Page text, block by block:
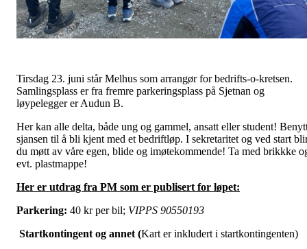
Tirsdag 23. juni står Melhus som arrangør for bedrifts-o-kretsen.
Samlingsplass er fra fremre parkeringsplass på Sjetnan og
løypelegger er Audun B.
Her kan alle delta, både ung og gammel, ansatt eller student!
sjansen til å bli kjent med et bedriftløp. I sekretaritet og ved start
du møtt av våre egen, blide og imøtekommende! Ta med brikkke
evt. plastmappe!
Her er utdrag fra PM som er publisert for løpet:
Parkering: 40 kr per bil; VIPPS 90550193
Startkontingent og annet (Kart er inkludert i startkontingenten)